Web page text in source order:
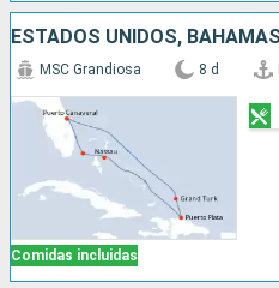
Comidas incluidas
MSC Grandiosa 8 d